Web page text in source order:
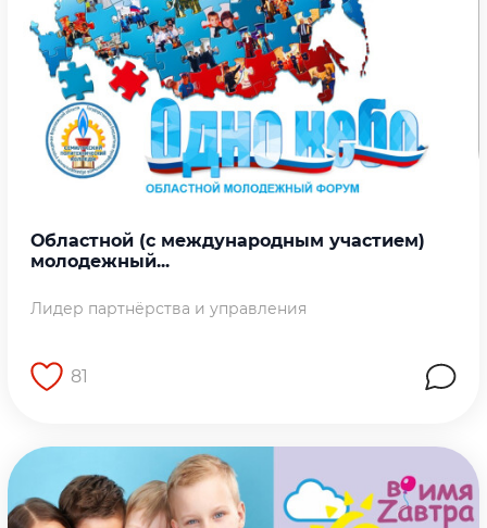
Областной (с международным участием)
молодежный...
Лидер партнёрства и управления
81